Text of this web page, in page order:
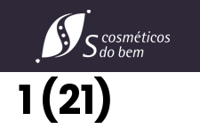
1 (21)